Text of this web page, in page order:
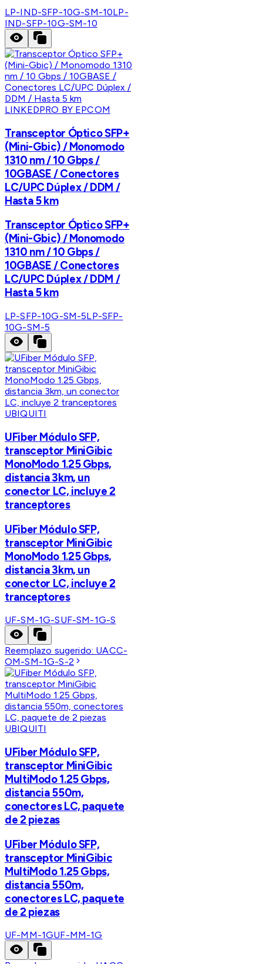
LP-IND-SFP-10G-SM-10LP-
IND-SFP-10G-SM-10
LINKEDPRO BY EPCOM
Transceptor Óptico SFP+
(Mini-Gbic) / Monomodo
1310 nm / 10 Gbps /
10GBASE / Conectores
LC/UPC Dúplex / DDM /
Hasta 5 km
Transceptor Óptico SFP+
(Mini-Gbic) / Monomodo
1310 nm / 10 Gbps /
10GBASE / Conectores
LC/UPC Dúplex / DDM /
Hasta 5 km
LP-SFP-10G-SM-5LP-SFP-
10G-SM-5
UBIQUITI
UFiber Módulo SFP,
transceptor MiniGibic
MonoModo 1.25 Gbps,
distancia 3km, un
conector LC, incluye 2
tranceptores
UFiber Módulo SFP,
transceptor MiniGibic
MonoModo 1.25 Gbps,
distancia 3km, un
conector LC, incluye 2
tranceptores
UF-SM-1G-SUF-SM-1G-S
Reemplazo sugerido: UACC-
OM-SM-1G-S-2
UBIQUITI
UFiber Módulo SFP,
transceptor MiniGibic
MultiModo 1.25 Gbps,
distancia 550m,
conectores LC, paquete
de 2 piezas
UFiber Módulo SFP,
transceptor MiniGibic
MultiModo 1.25 Gbps,
distancia 550m,
conectores LC, paquete
de 2 piezas
UF-MM-1GUF-MM-1G